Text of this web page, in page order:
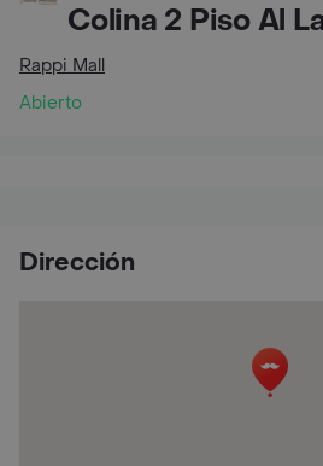
Colina 2 Piso Al
Rappi Mall
Abierto
Dirección